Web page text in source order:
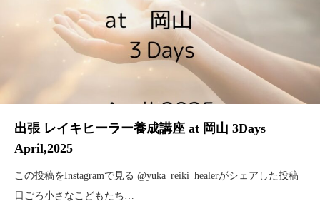
出張 レイキヒーラー養成講座 at 岡山 3Days
April,2025
この投稿をInstagramで見る @yuka_reiki_healerがシェアした投稿
日ごろ小さなこどもたち…